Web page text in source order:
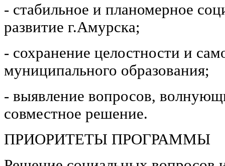
- стабильное и планомерное
развитие г.Амурска;
- сохранение целостности и
муниципального образования;
- выявление вопросов,
совместное решение.
ПРИОРИТЕТЫ ПРОГРАММЫ